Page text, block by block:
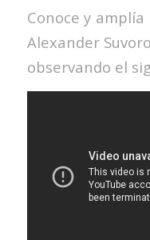
Conoce y
Alexander
observando el